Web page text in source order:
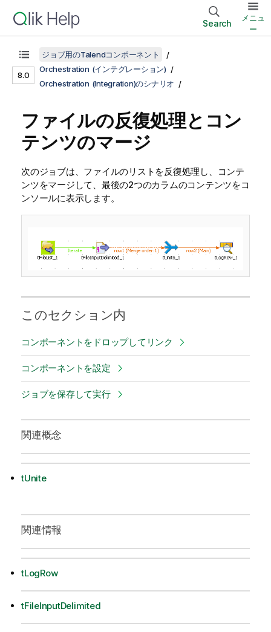
Search
メニュ
ー
8.0
ジョブ用のTalendコンポーネント
Orchestration (インテグレーション)
Orchestration (Integration)のシナリオ
ファイルの反復処理とコン
テンツのマージ
次のジョブは、ファイルのリストを反復処理し、コンテ
ンツをマージして、最後の2つのカラムのコンテンツをコ
ンソールに表示します。
このセクション内
コンポーネントをドロップしてリンク
コンポーネントを設定
ジョブを保存して実行
関連概念
tUnite
関連情報
tLogRow
tFileInputDelimited